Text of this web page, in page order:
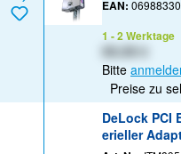
EAN:
1 - 2 Werktage
Bitte
Preise zu
DeLock PCI
erieller